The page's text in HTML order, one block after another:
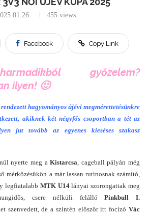
455 views
Facebook Copy Link
győzelem?
ilyen! 🙂
hagyományos újévi megmérettetésünkre
akiknek két négyfős csoportban a tét az
jut tovább az egyenes kieséses szakasz
nyerte meg a Kistarcsa , cageball pályán még
mérkőzésükön a már lassan rutinosnak számító,
legfiatalabb MTK U14lányai szorongattak meg
csere nélküli felállóPinkbull I.
szenvedett, de a szintén először itt focizó Vác